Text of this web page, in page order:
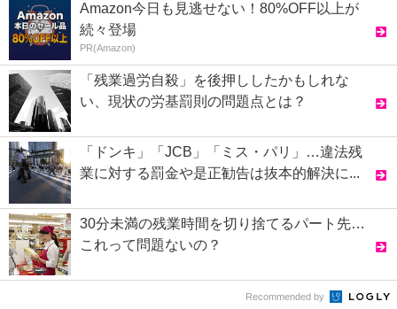
Amazon今日も見逃せない！80%OFF以上が
続々登場
PR(Amazon)
「残業過労自殺」を後押ししたかもしれな
い、現状の労基罰則の問題点とは？
「ドンキ」「JCB」「ミス・パリ」…違法残
業に対する罰金や是正勧告は抜本的解決に...
30分未満の残業時間を切り捨てるパート先…
これって問題ないの？
Recommended by